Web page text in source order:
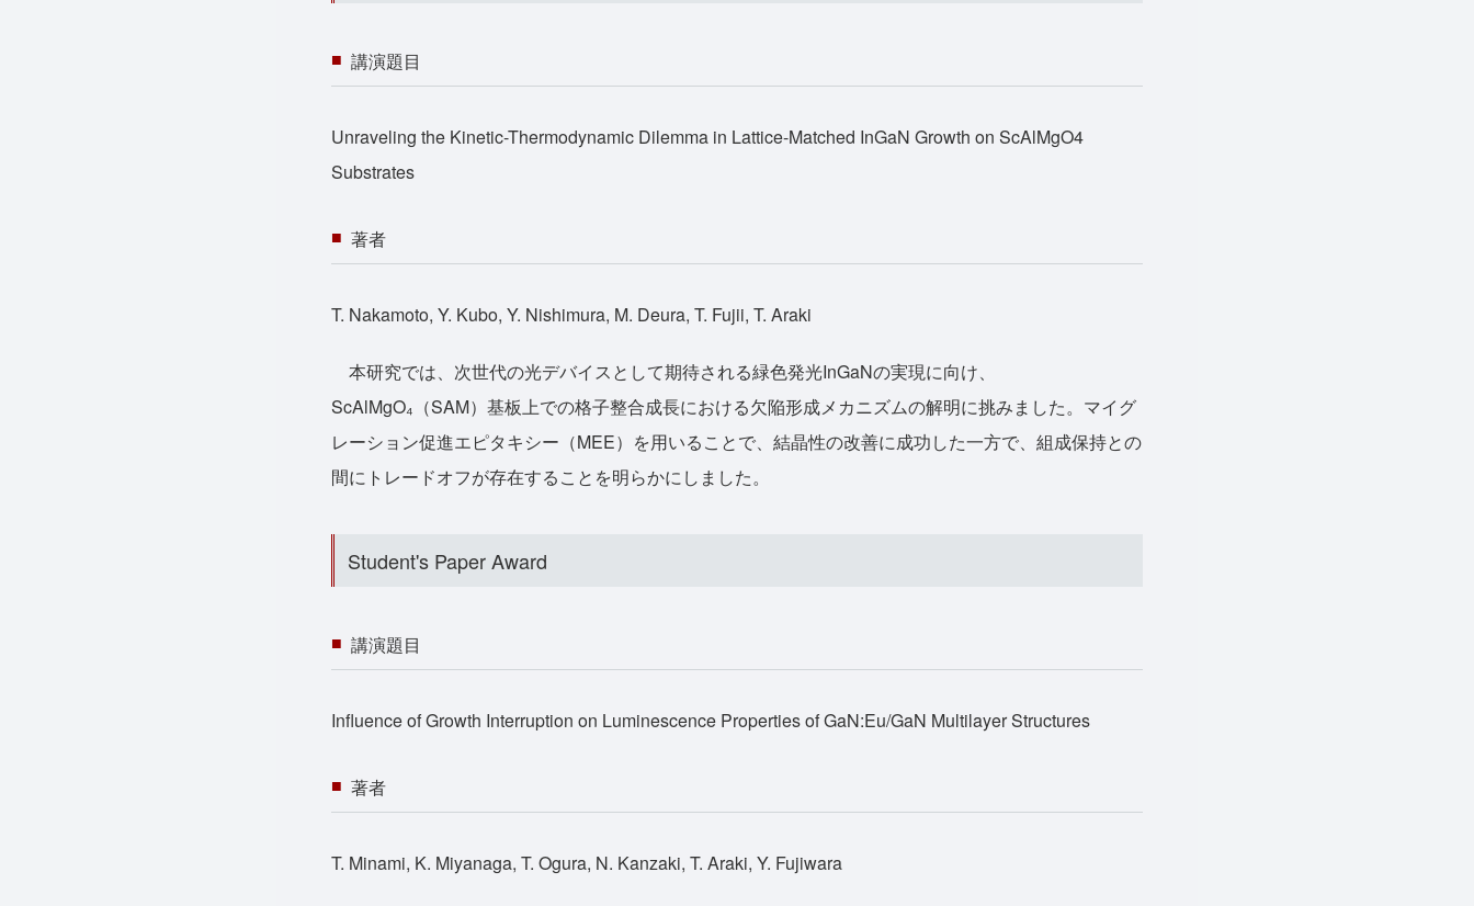
講演題目
Unraveling the Kinetic-Thermodynamic Dilemma in Lattice-Matched InGaN Growth on ScAlMgO4
Substrates
著者
T. Nakamoto, Y. Kubo, Y. Nishimura, M. Deura, T. Fujii, T. Araki
本研究では、次世代の光デバイスとして期待される緑色発光InGaNの実現に向け、
ScAlMgO₄（SAM）基板上での格子整合成長における欠陥形成メカニズムの解明に挑みました。マイグ
レーション促進エピタキシー（MEE）を用いることで、結晶性の改善に成功した一方で、組成保持との
間にトレードオフが存在することを明らかにしました。
Student's Paper Award
講演題目
Influence of Growth Interruption on Luminescence Properties of GaN:Eu/GaN Multilayer Structures
著者
T. Minami, K. Miyanaga, T. Ogura, N. Kanzaki, T. Araki, Y. Fujiwara